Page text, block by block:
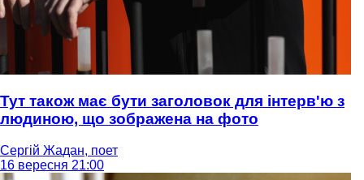
Тут також має бути заголовок для інтерв'ю з
людиною, що зображена на фото
Сергій Жадан, поет
16 вересня 21:00